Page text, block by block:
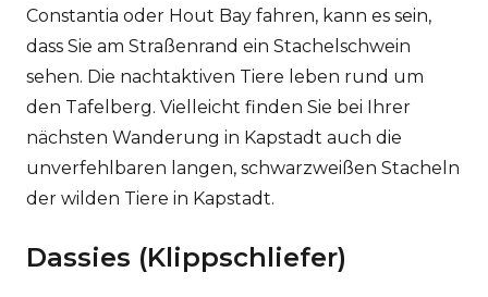
Constantia oder Hout Bay fahren, kann es sein,
dass Sie am Straßenrand ein Stachelschwein
sehen. Die nachtaktiven Tiere leben rund um
den Tafelberg. Vielleicht finden Sie bei Ihrer
nächsten Wanderung in Kapstadt auch die
unverfehlbaren langen, schwarzweißen Stacheln
der wilden Tiere in Kapstadt.
Dassies (Klippschliefer)